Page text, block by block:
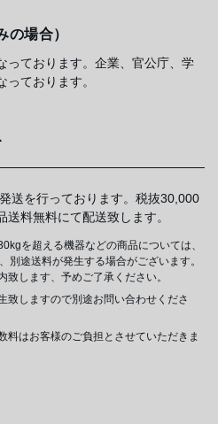
の場合）
っております。企業、官公庁、学
ております。
送を行っております。税抜30,000
料無料にて配送致します。
を超える機器などの商品については、
別途送料が発生する場合がございます。
します、予めご了承ください。
致しますので別途お問い合わせくださ
料はお客様のご負担とさせていただきま